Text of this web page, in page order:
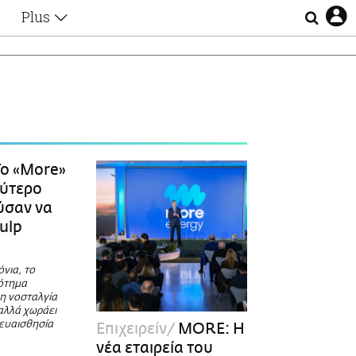
Plus
Οι Αθηναίοι
Απώλειες
Lgbtqi+
«More»
να
το
νοσταλγία
χωράει
Επιχειρείν MORE: Η
νέα εταιρεία του